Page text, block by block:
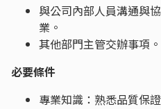
與公司內部人員溝通與
業。
其他部門主管交辦事項。
必要條件
專業知識：熟悉品質保